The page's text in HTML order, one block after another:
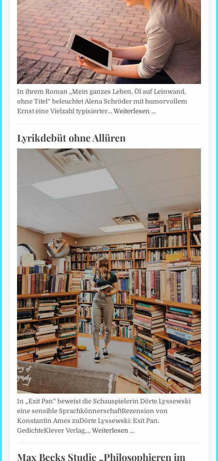
In ihrem Roman „Mein ganzes Leben, Öl auf Leinwand,
ohne Titel“ beleuchtet Alena Schröder mit humorvollem
Ernst eine Vielzahl typisierter…Weiterlesen …
Lyrikdebüt ohne Allüren
In „Exit Pan“ beweist die Schauspielerin Dörte Lyssewski
eine sensible SprachkönnerschaftRezension von
Konstantin Ames zuDörte Lyssewski: Exit Pan.
GedichteKlever Verlag,…Weiterlesen …
Max Becks Studie „Philosophieren im